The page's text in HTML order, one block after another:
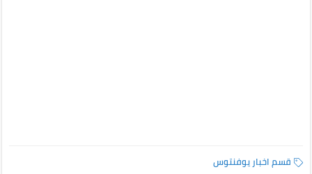
قسم اخبار يوفنتوس